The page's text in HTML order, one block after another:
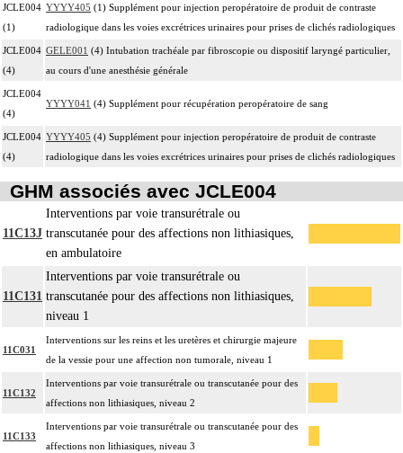
JCLE004
(1)
YYYY405 (1) Supplément pour injection peropératoire de produit de contraste
radiologique dans les voies excrétrices urinaires pour prises de clichés radiologiques
JCLE004
(4)
GELE001 (4) Intubation trachéale par fibroscopie ou dispositif laryngé particulier,
au cours d'une anesthésie générale
JCLE004
(4)
YYYY041 (4) Supplément pour récupération peropératoire de sang
JCLE004
(4)
YYYY405 (4) Supplément pour injection peropératoire de produit de contraste
radiologique dans les voies excrétrices urinaires pour prises de clichés radiologiques
GHM associés avec JCLE004
11C13J
Interventions par voie transurétrale ou
transcutanée pour des affections non lithiasiques,
en ambulatoire
11C131
Interventions par voie transurétrale ou
transcutanée pour des affections non lithiasiques,
niveau 1
11C031
Interventions sur les reins et les uretères et chirurgie majeure
de la vessie pour une affection non tumorale, niveau 1
11C132
Interventions par voie transurétrale ou transcutanée pour des
affections non lithiasiques, niveau 2
11C133
Interventions par voie transurétrale ou transcutanée pour des
affections non lithiasiques, niveau 3